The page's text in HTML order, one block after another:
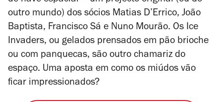
outro mundo) dos sócios Matias D’Errico, João
Baptista, Francisco Sá e Nuno Mourão. Os Ice
Invaders, ou gelados prensados em pão brioche
ou com panquecas, são outro chamariz do
espaço. Uma aposta em como os miúdos vão
ficar impressionados?